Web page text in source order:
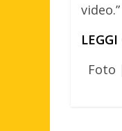
video.”
Foto